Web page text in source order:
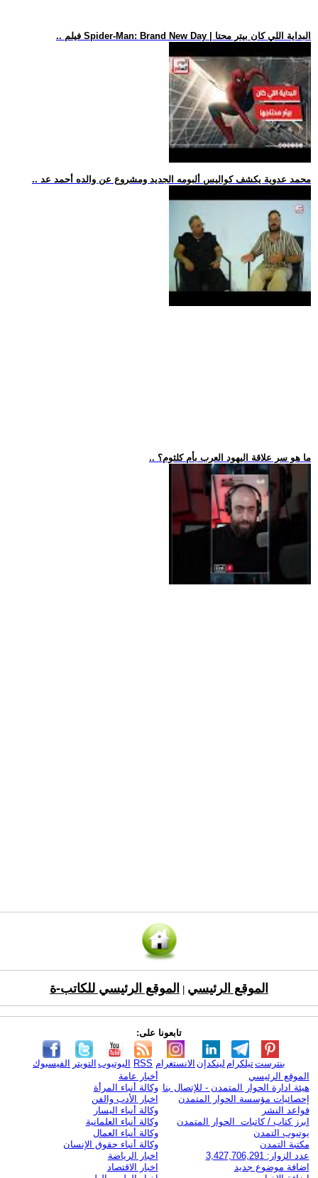
.. فيلم Spider-Man: Brand New Day | البداية اللي كان بيتر محتا
.. محمد عدوية يكشف كواليس ألبومه الجديد ومشروع عن والده أحمد عد
.. ما هو سر علاقة اليهود العرب بأم كلثوم؟
الموقع الرئيسي الموقع الرئيسي للكاتب-ة
تابعونا على:
الفيسبوك التويتر اليوتيوب RSS الانستغرام لينكدإن تيلكرامبنترست
الموقع الرئيسي
هيئة ادارة الحوار المتمدن - للإتصال بنا
إحصائيات مؤسسة الحوار المتمدن
قواعد النشر
ابرز كتاب / كاتبات الحوار المتمدن
يوتيوب التمدن
مكتبة التمدن
عدد الزوار: 3,427,706,291
اضافة موضوع جديد
أخبار عامة
وكالة أنباء المرأة
اخبار الأدب والفن
وكالة أنباء اليسار
وكالة أنباء العلمانية
وكالة أنباء العمال
وكالة أنباء حقوق الإنسان
اخبار الرياضة
اخبار الاقتصاد